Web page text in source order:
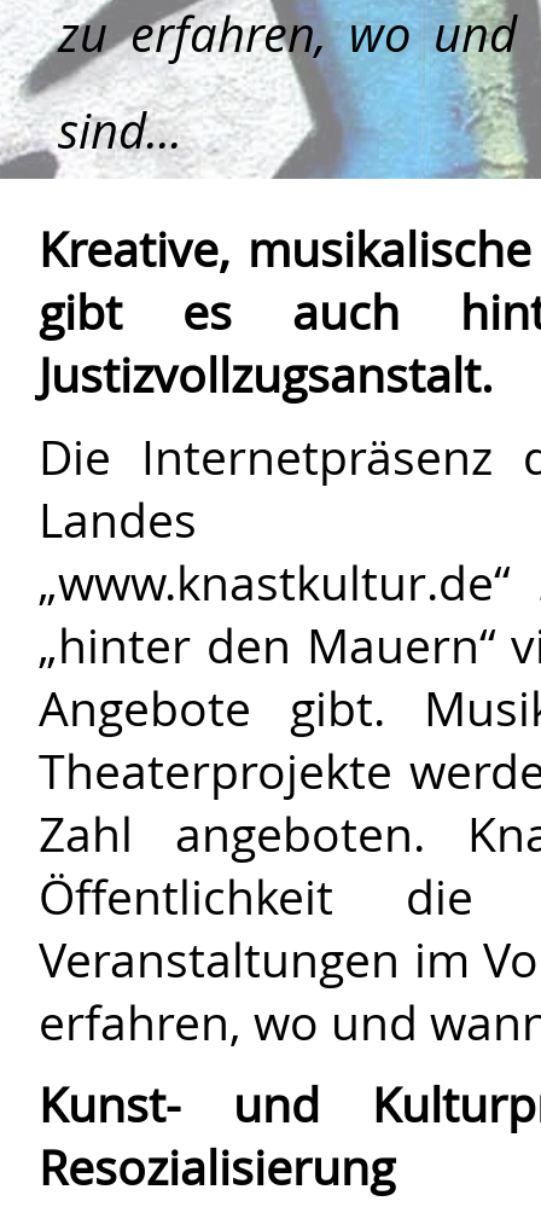
zu erfahren, wo und
sind...
Kreative,
gibt es auch
Justizvollzugsanstalt.
Die Internetpräsenz
Landes
„hinter den Mauern“
Angebote gibt.
Theaterprojekte
Zahl angeboten.
Öffentlichkeit die
Veranstaltungen im
erfahren, wo und
Kunst- und
Resozialisierung